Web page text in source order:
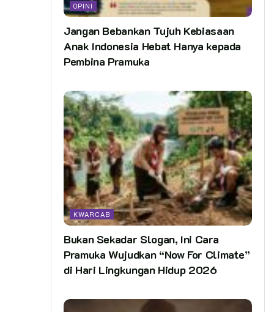
OPINI
Jangan Bebankan Tujuh Kebiasaan
Anak Indonesia Hebat Hanya kepada
Pembina Pramuka
KWARCAB
Bukan Sekadar Slogan, Ini Cara
Pramuka Wujudkan “Now For Climate”
di Hari Lingkungan Hidup 2026